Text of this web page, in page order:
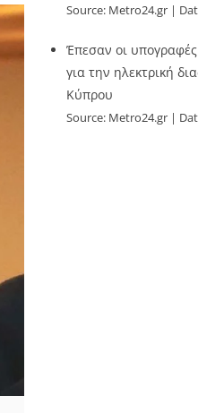
Source: Metro24.gr
Έπεσαν οι
για την ηλεκτρική
Κύπρου
Source: Metro24.gr